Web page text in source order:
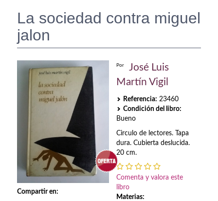
Arte
Astrología. Ocultismo
Autoayuda. Conocimiento personal
Autoayuda. Crecimiento personal
Ciencia ficción
Cine
Cocina
La sociedad contra miguel
jalon
Compartir en:
Por
José Luis
Martín Vigil
Referencia: 23460
Condición del libro:
Bueno
Circulo de lectores. Tapa
dura. Cubierta deslucida.
20 cm.
Comenta y valora este
libro
Materias: